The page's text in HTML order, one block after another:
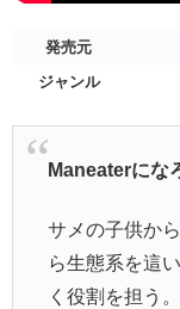
発売元
ジャンル
Maneaterにな
サメの子供か
ら生態系を這
く役割を担う